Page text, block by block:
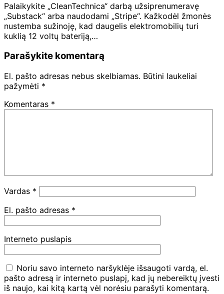
Palaikykite „CleanTechnica“ darbą užsiprenumeravę
„Substack“ arba naudodami „Stripe“. Kažkodėl žmonės
nustemba sužinoję, kad daugelis elektromobilių turi
kuklią 12 voltų bateriją,…
Parašykite komentarą
El. pašto adresas nebus skelbiamas. Būtini laukeliai
pažymėti *
Komentaras *
Vardas *
El. pašto adresas *
Interneto puslapis
Noriu savo interneto naršyklėje išsaugoti vardą, el.
pašto adresą ir interneto puslapį, kad jų nebereiktų įvesti
iš naujo, kai kitą kartą vėl norėsiu parašyti komentarą.